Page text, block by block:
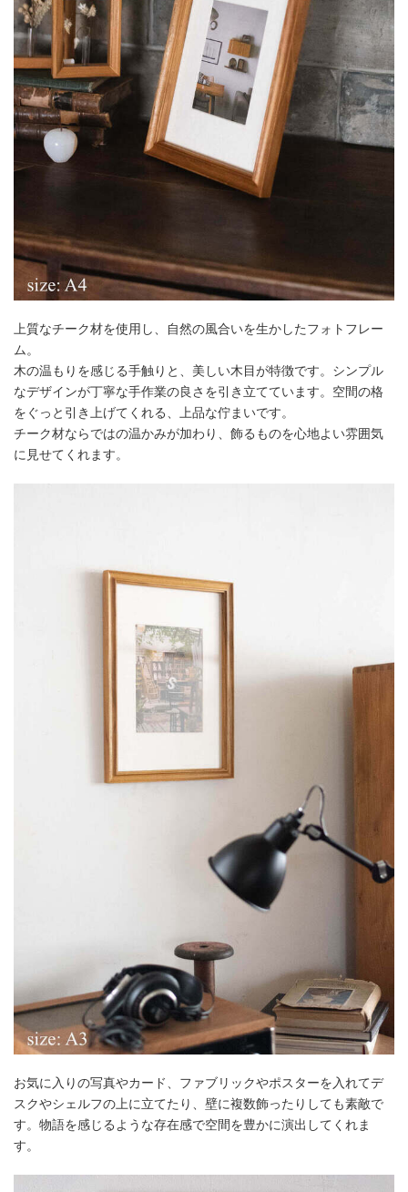
上質なチーク材を使用し、自然の風合いを生かしたフォトフレー
ム。
木の温もりを感じる手触りと、美しい木目が特徴です。シンプル
なデザインが丁寧な手作業の良さを引き立てています。空間の格
をぐっと引き上げてくれる、上品な佇まいです。
チーク材ならではの温かみが加わり、飾るものを心地よい雰囲気
に見せてくれます。
お気に入りの写真やカード、ファブリックやポスターを入れてデ
スクやシェルフの上に立てたり、壁に複数飾ったりしても素敵で
す。物語を感じるような存在感で空間を豊かに演出してくれま
す。